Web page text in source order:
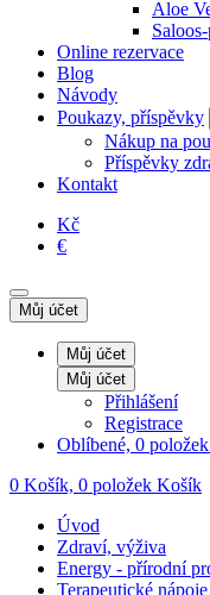
Aloe
Online rezervace
Blog
Návody
Poukazy, příspěvky
Nákup na
Příspěvky
Kontakt
Kč
€
Můj účet
Můj účet
Můj účet
Přihlášení
Registrace
Oblíbené, 0 položek
0 Košík, 0 položek Košík
Úvod
Zdraví, výživa
Energy - přírodní
Terapeutické